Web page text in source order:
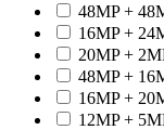
48MP +
16MP +
20MP +
48MP +
16MP +
12MP +